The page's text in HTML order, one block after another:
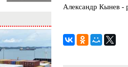
Александр Кынев -